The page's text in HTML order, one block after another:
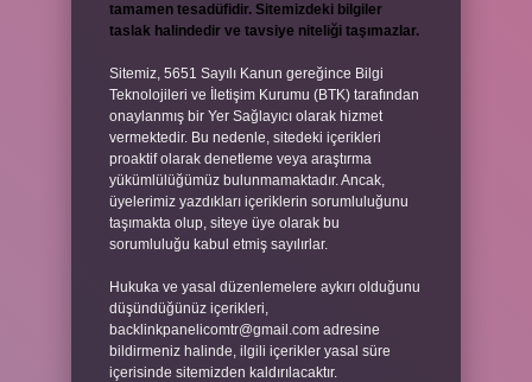
tamamen tesadüfidir. Sitemizdeki bilgiler
taslak halindedir ve tavsiye niteliği taşımazlar.
Sitemiz, 5651 Sayılı Kanun gereğince Bilgi
Teknolojileri ve İletişim Kurumu (BTK) tarafından
onaylanmış bir Yer Sağlayıcı olarak hizmet
vermektedir. Bu nedenle, sitedeki içerikleri
proaktif olarak denetleme veya araştırma
yükümlülüğümüz bulunmamaktadır. Ancak,
üyelerimiz yazdıkları içeriklerin sorumluluğunu
taşımakta olup, siteye üye olarak bu
sorumluluğu kabul etmiş sayılırlar.
Hukuka ve yasal düzenlemelere aykırı olduğunu
düşündüğünüz içerikleri,
backlinkpanelicomtr@gmail.com adresine
bildirmeniz halinde, ilgili içerikler yasal süre
içerisinde sitemizden kaldırılacaktır.